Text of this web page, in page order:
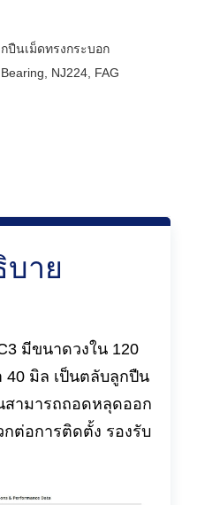
ปืนเม็ดทรงกระบอก
NJ224 FAG
บาย
มีขนาดวงใน 120
40 มิล เป็นตลับลูกปืน
สามารถถอดหลุดออก
ต่อการติดตั้ง รองรับ